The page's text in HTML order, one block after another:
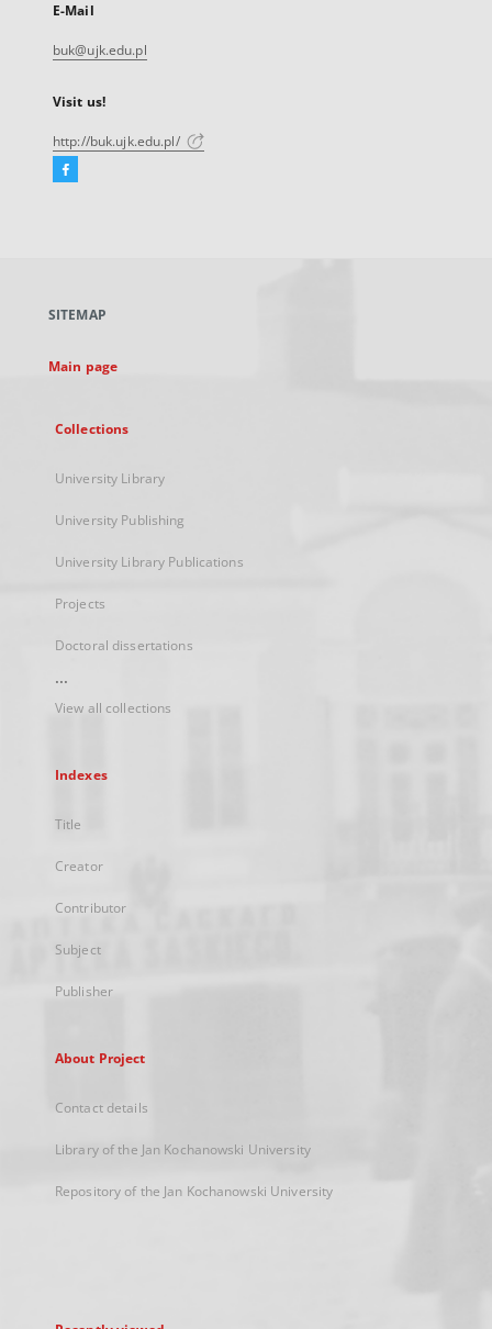
E-Mail
buk@ujk.edu.pl
Visit us!
http://buk.ujk.edu.pl/
Facebook
new
SITEMAP
Main page
Collections
University Library
University Publishing
University Library Publications
Projects
Doctoral dissertations
...
View all collections
Indexes
Title
Creator
Contributor
Subject
Publisher
About Project
Contact details
Library of the Jan Kochanowski University
Repository of the Jan Kochanowski University